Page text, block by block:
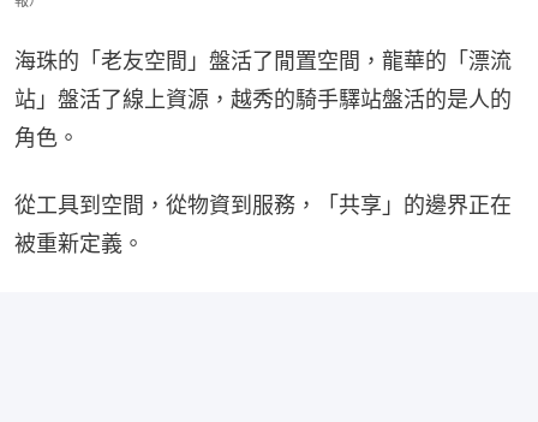
海珠的「老友空間」盤活了閒置空間，龍華的「漂流
站」盤活了線上資源，越秀的騎手驛站盤活的是人的
角色。
從工具到空間，從物資到服務，「共享」的邊界正在
被重新定義。